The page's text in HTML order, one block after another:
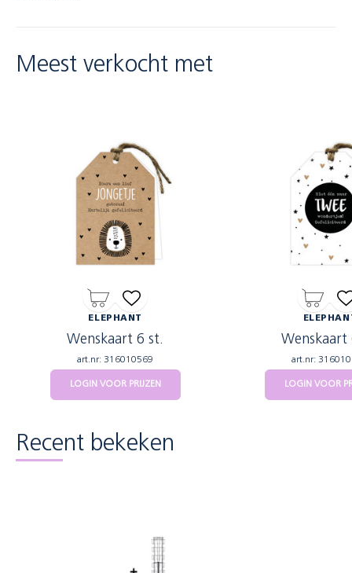
Meest verkocht met
ELEPHANT
Wenskaart 6 st.
art.nr: 316010569
LOGIN VOOR PRIJZEN
Wenskaart
art.nr:
LOGIN VOOR
Recent bekeken